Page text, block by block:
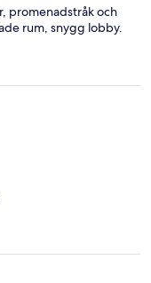
promenadstråk och
rum, snygg lobby.